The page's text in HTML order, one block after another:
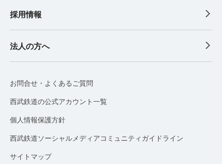
採用情報
法人の方へ
お問合せ・よくあるご質問
西武鉄道の公式アカウント一覧
個人情報保護方針
西武鉄道ソーシャルメディアコミュニティガイドライン
サイトマップ